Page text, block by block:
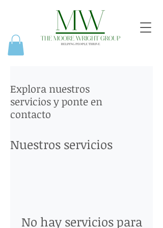
Explora nuestros
servicios y ponte en
contacto
Nuestros servicios
No hay servicios para